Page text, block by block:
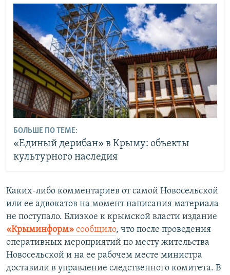
БОЛЬШЕ ПО ТЕМЕ:
«Единый дерибан» в Крыму: объекты
культурного наследия
Каких-либо комментариев от самой Новосельской
или ее адвокатов на момент написания материала
не поступало. Близкое к крымской власти издание
«Крыминформ» сообщило, что после проведения
оперативных мероприятий по месту жительства
Новосельской и на ее рабочем месте министра
доставили в управление следственного комитета. В